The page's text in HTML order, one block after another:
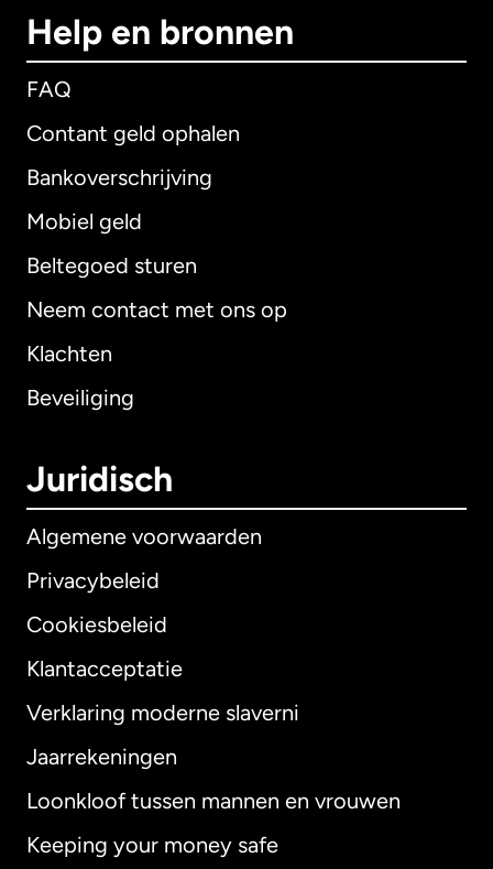
Help en bronnen
FAQ
Contant geld ophalen
Bankoverschrijving
Mobiel geld
Beltegoed sturen
Neem contact met ons op
Klachten
Beveiliging
Juridisch
Algemene voorwaarden
Privacybeleid
Cookiesbeleid
Klantacceptatie
Verklaring moderne slaverni
Jaarrekeningen
Loonkloof tussen mannen en vrouwen
Keeping your money safe
Internationaal English
Australië